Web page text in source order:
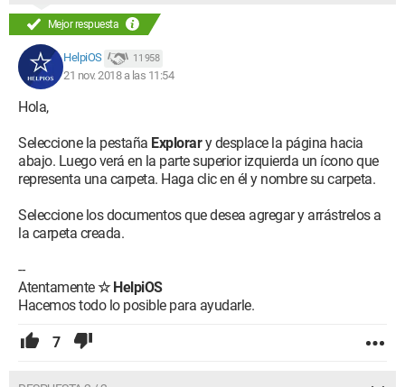
Mejor respuesta
HelpiOS 11 958
21 nov. 2018 a las 11:54
Hola,
Seleccione la pestaña Explorary desplace la página hacia
abajo. Luego verá en la parte superior izquierda un ícono que
representa una carpeta. Haga clic en él y nombre su carpeta.
Seleccione los documentos que desea agregar y arrástrelos a
la carpeta creada.
--
Atentamente☆ HelpiOS
Hacemos todo lo posible para ayudarle.
7